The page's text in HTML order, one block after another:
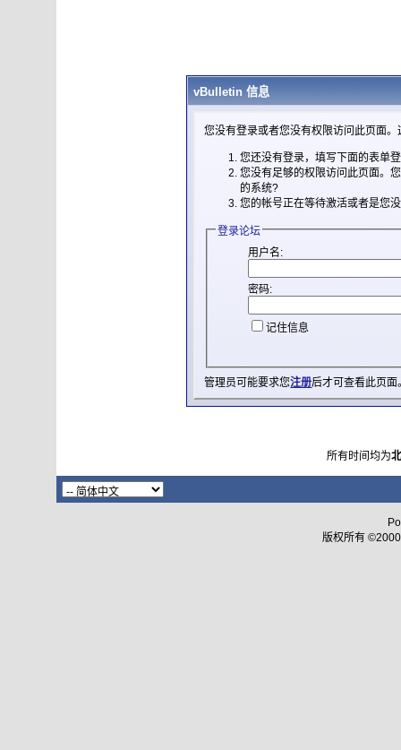
vBulletin 信息
您没有登录或者您没有权限访问此页面
您还没有登录，填写下面的表单
您没有足够的权限访问此页面。
的系统?
您的帐号正在等待激活或者是您
登录论坛
用户名:
密码:
记住信息
管理员可能要求您注册后才可查看此页面
所有时间均为
版权所有